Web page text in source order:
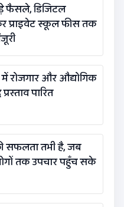
फैसले, डिजिटल
प्राइवेट स्कूल फीस तक
रोजगार और औद्योगिक
पारित
सफलता तभी है, जब
तक उपचार पहुँच सके